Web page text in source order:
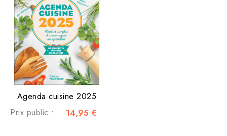
Agenda cuisine 2025
Prix public :
14,95 €